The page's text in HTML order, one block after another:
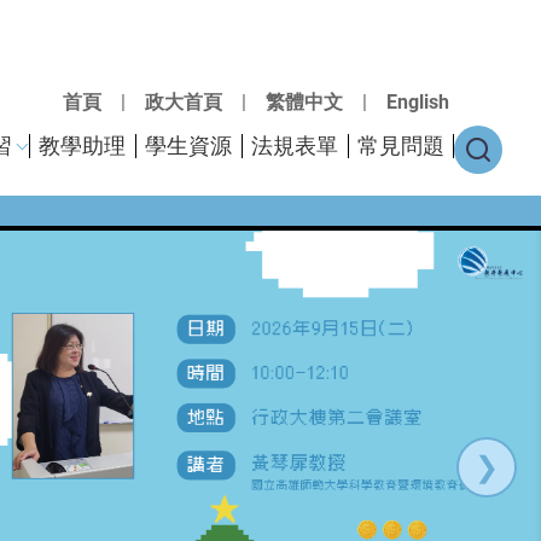
首頁 | 政大首頁 | 繁體中文 | English
教學助理 學生資源 法規表單 常見問題
❯